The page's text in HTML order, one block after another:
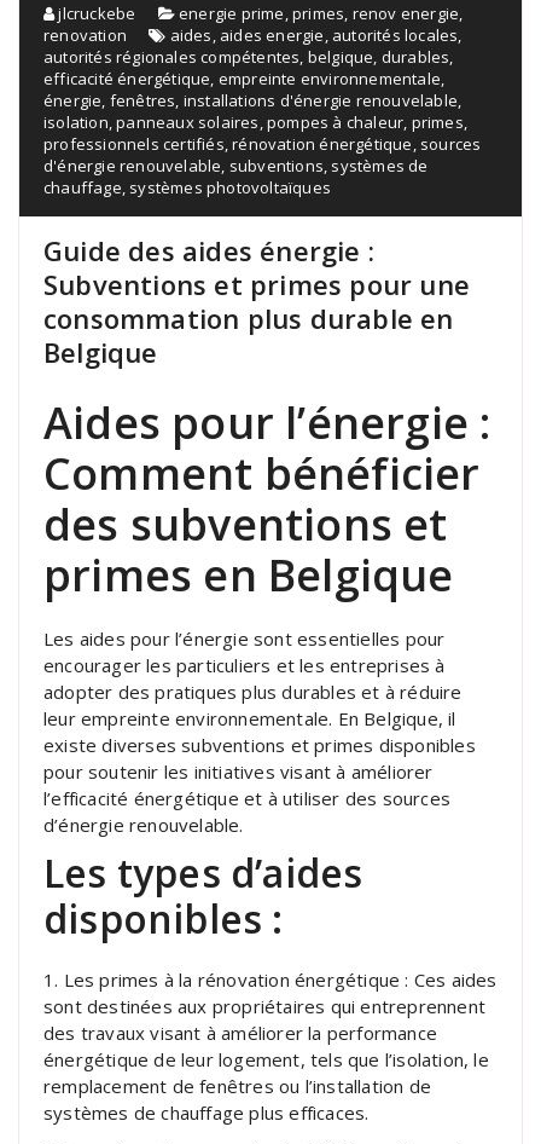
jlcruckebe energie prime ,primes renov energie
renovation
aides aides energie autorités locales
autorités régionales compétentes belgique durables
efficacité énergétique empreinte environnementale
énergie fenêtres installations d'énergie renouvelable
isolation ,panneaux solaires ,pompes à chaleur primes
professionnels certifiés ,rénovation énergétique sources
d'énergie renouvelable subventions systèmes de
chauffage systèmes photovoltaïques
Guide des aides énergie :
Subventions et primes pour une
consommation plus durable en
Belgique
Aides pour l’énergie :
Comment bénéficier
des subventions et
primes en Belgique
Les aides pour l’énergie sont essentielles pour
encourager les particuliers et les entreprises à
adopter des pratiques plus durables et à réduire
leur empreinte environnementale. En Belgique, il
existe diverses subventions et primes disponibles
pour soutenir les initiatives visant à améliorer
l’efficacité énergétique et à utiliser des sources
d’énergie renouvelable.
Les types d’aides
disponibles :
1. Les primes à la rénovation énergétique : Ces aides
sont destinées aux propriétaires qui entreprennent
des travaux visant à améliorer la performance
énergétique de leur logement, tels que l’isolation, le
remplacement de fenêtres ou l’installation de
systèmes de chauffage plus efficaces.